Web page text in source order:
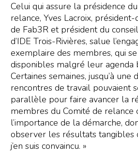
Celui qui assure la présidence
relance, Yves Lacroix,
de Fab3R et président du
d’IDE Trois-Rivières, salue
exemplaire des membres, qui
disponibles malgré leur agenda
Certaines semaines, jusqu’à une
rencontres de travail pouvaient
parallèle pour faire avancer la
membres du Comité de relance
l’importance de la démarche,
observer les résultats tangibles
j’en suis convaincu. »